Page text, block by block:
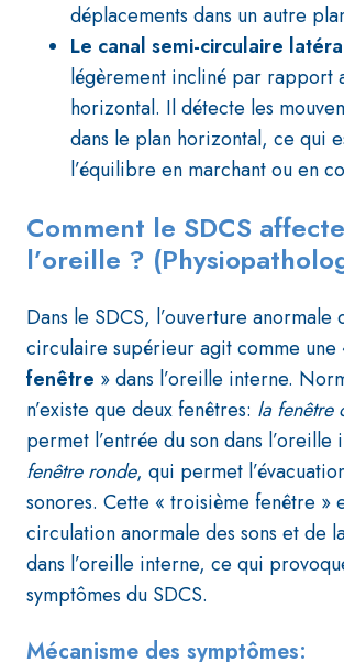
déplacements dans un autre
Le canal semi-circulaire
légèrement incliné par rapport
horizontal. Il détecte les
dans le plan horizontal, ce qui
l’équilibre en marchant ou en
Comment le SDCS
l’oreille ?
Dans le SDCS, l’ouverture anormale
circulaire supérieur agit comme une
fenêtre » dans l’oreille interne.
n’existe que deux fenêtres: la fenêtre
permet l’entrée du son dans l’oreille
fenêtre ronde, qui permet
sonores. Cette « troisième fenêtre »
circulation anormale des sons et de
dans l’oreille interne, ce qui
symptômes du SDCS.
Mécanisme des symptômes: